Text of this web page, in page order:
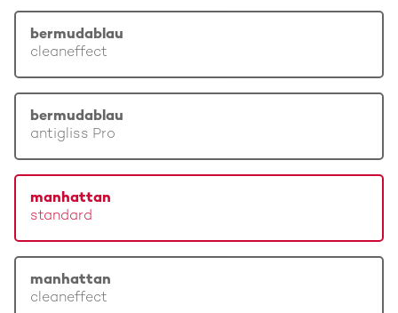
bermudablau
cleaneffect
bermudablau
antigliss Pro
manhattan
standard
manhattan
cleaneffect